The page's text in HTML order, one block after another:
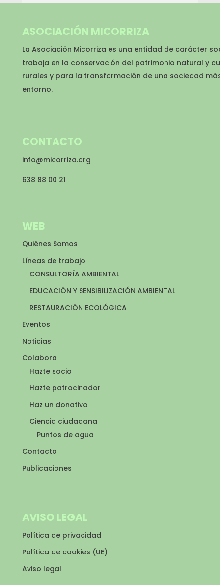
ASOCIACIÓN MICORRIZA
La Asociación Micorriza es una entidad de carácter
trabaja en la conservación del patrimonio natural y
rurales y para la transformación de una sociedad
entorno.
CONTACTO
info@micorriza.org
638 88 00 21
WEB
Quiénes Somos
Líneas de trabajo
CONSULTORÍA AMBIENTAL
EDUCACIÓN Y SENSIBILIZACIÓN AMBIENTAL
RESTAURACIÓN ECOLÓGICA
Eventos
Noticias
Colabora
Hazte socio
Hazte patrocinador
Haz un donativo
Ciencia ciudadana
Puntos de agua
Contacto
Publicaciones
AVISO LEGAL
Política de privacidad
Política de cookies (UE)
Aviso legal